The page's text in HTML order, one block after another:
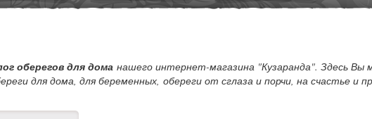
оберегов для дома нашего интернет-магазина "Кузаранда". Здесь Вы
для дома, для беременных, обереги от сглаза и порчи, на счастье и